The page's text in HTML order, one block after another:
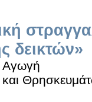
δεικτών»
Αγωγή